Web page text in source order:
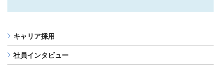
キャリア採用
社員インタビュー